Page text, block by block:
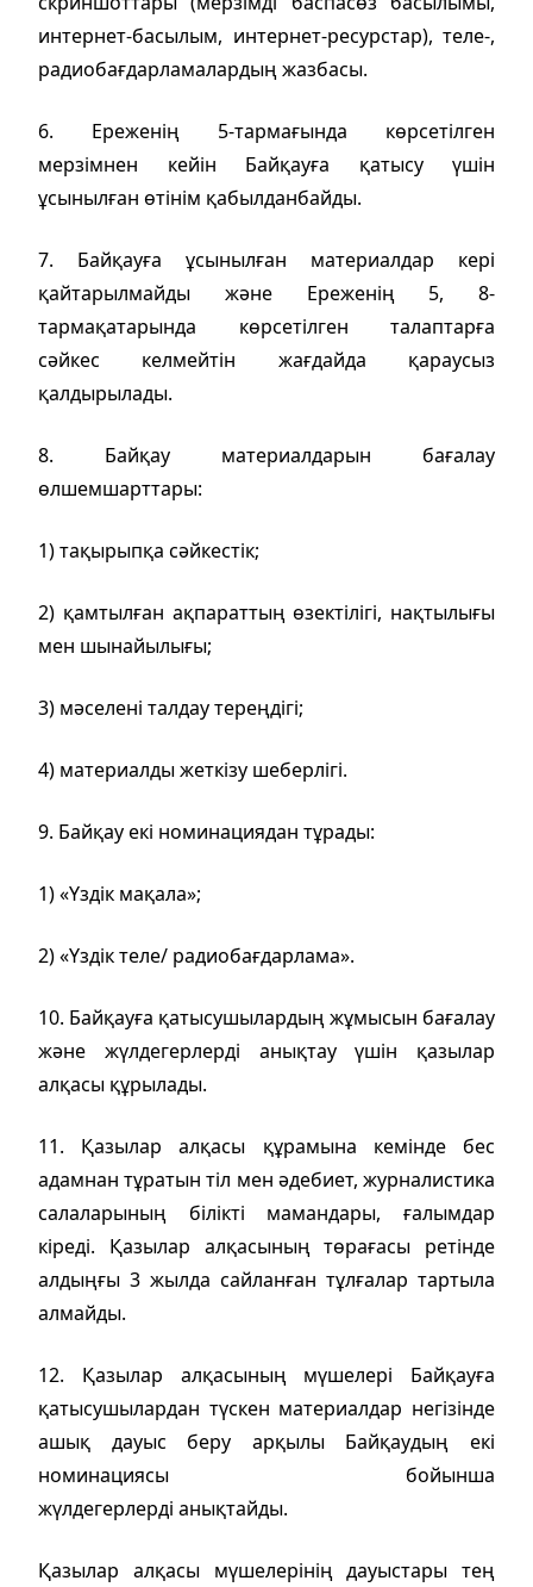
интернет-басылым, интернет-ресурстар), теле-,
радиобағдарламалардың жазбасы.
6. Ереженің 5-тармағында көрсетілген
мерзімнен кейін Байқауға қатысу үшін
ұсынылған өтінім қабылданбайды.
7. Байқауға ұсынылған материалдар кері
қайтарылмайды және Ереженің 5, 8-
тармақатарында көрсетілген талаптарға
cәйкес
келмейтін жағдайда қараусыз
қалдырылады.
8. Байқау материалдарын бағалау
өлшемшарттары:
1) тақырыпқа сәйкестік;
2) қамтылған ақпараттың өзектілігі, нақтылығы
мен шынайылығы;
3) мәселені талдау тереңдігі;
4) материалды жеткізу шеберлігі.
9. Байқау екі номинациядан тұрады:
1) «Үздік мақала»;
2) «Үздік теле/ радиобағдарлама».
10. Байқауға қатысушылардың жұмысын бағалау
және жүлдегерлерді анықтау үшін қазылар
алқасы құрылады.
11. Қазылар алқасы құрамына кемінде бес
адамнан тұратын тіл мен әдебиет, журналистика
салаларының білікті мамандары, ғалымдар
кіреді. Қазылар алқасының төрағасы ретінде
алдыңғы 3 жылда сайланған тұлғалар тартыла
алмайды.
12. Қазылар алқасының мүшелері Байқауға
қатысушылардан түскен материалдар негізінде
ашық дауыс беру арқылы Байқаудың екі
номинациясы бойынша
жүлдегерлерді анықтайды.
Қазылар алқасы мүшелерінің дауыстары тең